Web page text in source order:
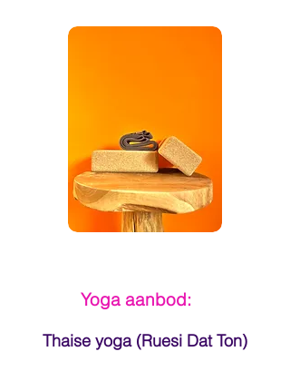
Yoga aanbod:
Thaise yoga (Ruesi Dat Ton)